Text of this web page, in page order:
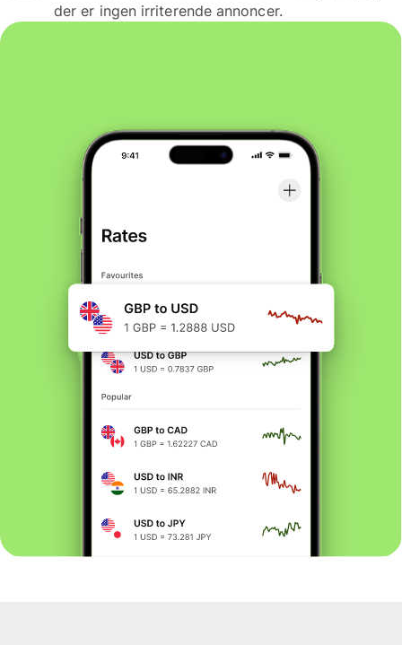
der er ingen irriterende annoncer.